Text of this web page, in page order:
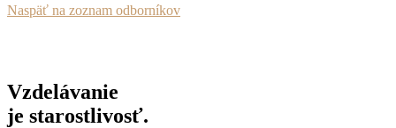
Naspäť na zoznam odborníkov
Vzdelávanie
je starostlivosť.